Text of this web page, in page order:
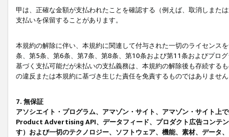
甲は、正確な金額が支払われたことを確認する（例えば、取消しまた
支払いを保留することがあります。
本規約の解除に伴い、本規約に関連して付与された一切のライセンス
条、第5条、第6条、第7条、第8条、第10条および第11条およびプロ
基づく支払可能だが未払いの支払義務は、本規約の解除後も存続する
の違反または本規約に基づき生じた責任を免責するものではありませ
7. 無保証
アソシエイト・プログラム、アマゾン・サイト、アマゾン・サイト上
Product Advertising API、データフィード、プロダクト広告コンテ
す）および一切のテクノロジー、ソフトウェア、機能、素材、データ